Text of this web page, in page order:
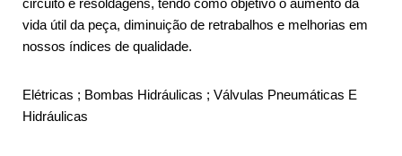
circuito e resoldagens, tendo como objetivo o aumento da
vida útil da peça, diminuição de retrabalhos e melhorias em
nossos índices de qualidade.
Elétricas ; Bombas Hidráulicas ; Válvulas Pneumáticas E
Hidráulicas